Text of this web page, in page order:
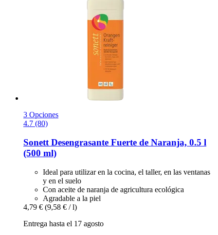
3 Opciones
4.7 (80)
Sonett Desengrasante Fuerte de Naranja, 0.5 l
(500 ml)
Ideal para utilizar en la cocina, el taller, en las ventanas
y en el suelo
Con aceite de naranja de agricultura ecológica
Agradable a la piel
4,79 € (9,58 € / l)
Entrega hasta el 17 agosto